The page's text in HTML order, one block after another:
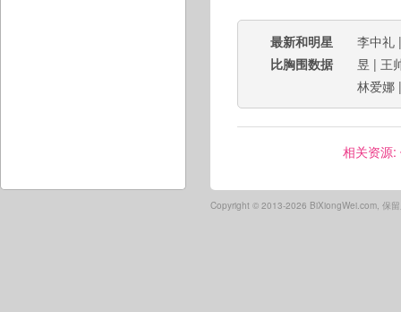
最新和明星
比胸围数据
李中礼
昱 | 王
林爱娜
相关资源:
Copyright © 2013-2026 BiXiongWei.com, 保